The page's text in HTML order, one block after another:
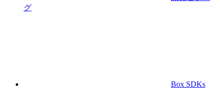
グ
Box SDKs